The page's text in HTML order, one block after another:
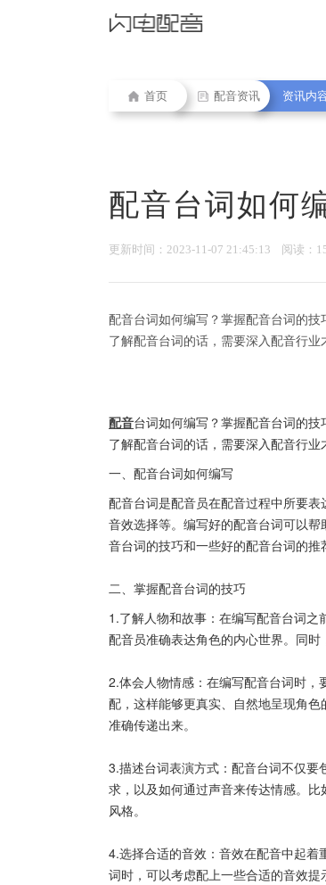
首页 配音资讯 资讯内
配音台词如何
更新时间：2023-11-07 21:45:13 阅读：
配音台词如何编写？掌握配音台词的
了解配音台词的话，需要深入配音行业
配音台词如何编写？掌握配音台词的
了解配音台词的话，需要深入配音行业
一、配音台词如何编写
配音台词是配音员在配音过程中所要
音效选择等。编写好的配音台词可以
音台词的技巧和一些好的配音台词的推
二、掌握配音台词的技巧
1.了解人物和故事：在编写配音台词
配音员准确表达角色的内心世界。同时
2.体会人物情感：在编写配音台词时
配，这样能够更真实、自然地呈现角
准确传递出来。
3.描述台词表演方式：配音台词不仅
求，以及如何通过声音来传达情感。
风格。
4.选择合适的音效：音效在配音中起
词时，可以考虑配上一些合适的音效提